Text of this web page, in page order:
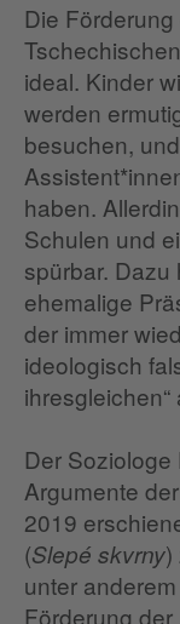
Die
ideal. Kinder
werden
besuchen,
haben.
Schulen und
spürbar.
ehemalige
der immer
ideologisch
Der
Argumente
2019
(Slepé skvrny)
unter
Förderung